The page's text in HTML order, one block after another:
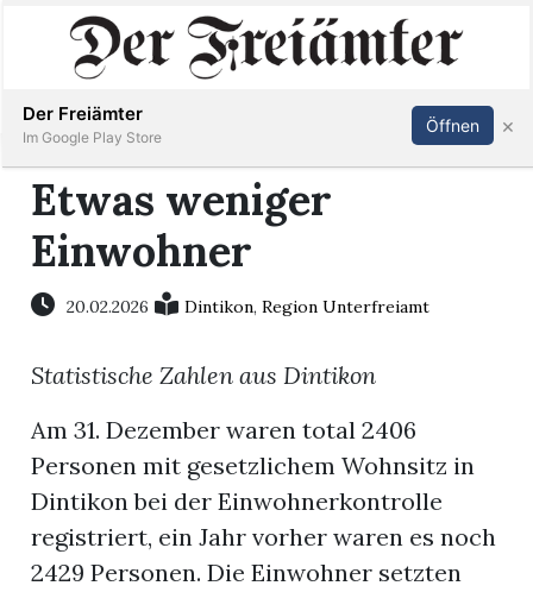
Immobilien
Veranstaltungen
Stellen
E-
Paper
Newsletter
Inserieren Abonnieren Anmelden
Etwas weniger
Einwohner
20.02.2026 Dintikon,Region Unterfreiamt
Statistische Zahlen aus Dintikon
Am 31. Dezember waren total 2406
Personen mit gesetzlichem Wohnsitz in
Dintikon bei der Einwohnerkontrolle
registriert, ein Jahr vorher waren es noch
2429 Personen. Die Einwohner setzten
Der Freiämter
Im Google Play Store
Öffnen ×